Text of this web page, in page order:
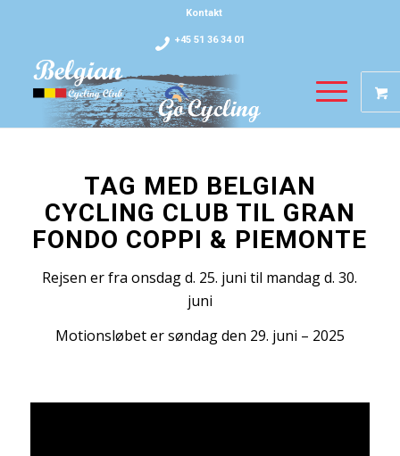
Kontakt
+45 51 36 34 01
TILMELD DIG HER
TAG MED BELGIAN
CYCLING CLUB TIL GRAN
FONDO COPPI & PIEMONTE
Rejsen er fra onsdag d. 25. juni til mandag d. 30.
juni
Motionsløbet er søndag den 29. juni – 2025